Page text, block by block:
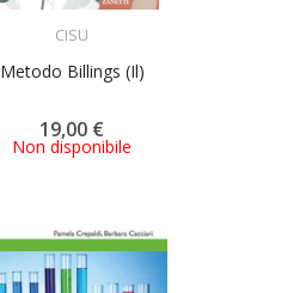
CISU
Metodo Billings (Il)
19,00 €
Non disponibile